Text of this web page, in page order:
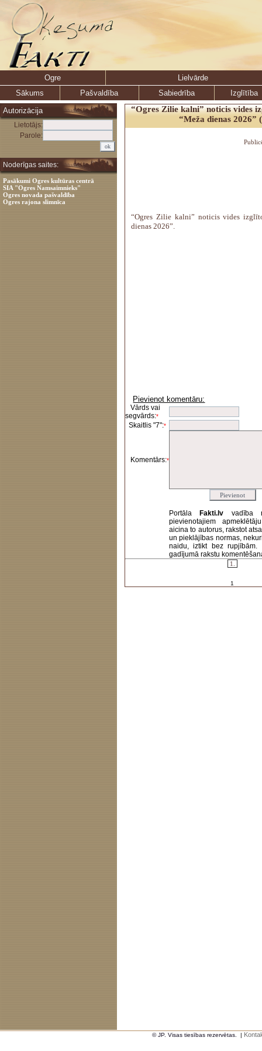
Ogre
Lielvārde
Sākums
Pašvaldība Sabiedrība
Izglītība
Autorizācija
Lietotājs:
Parole:
Noderīgas saites:
Pasākumi Ogres kultūras centrā
SIA "Ogres Namsaimnieks"
Ogres novada pašvaldība
Ogres rajona slimnīca
“Ogres Zilie kalni” noticis vides
“Meža dienas 2026”
“Ogres Zilie kalni” noticis vides
dienas 2026”.
Pievienot komentāru:
Vārds vai
segvārds:*
Skaitlis "7":*
Komentārs:*
Portāla Fakti.lv vadība
pievienotajiem
aicina to autorus, rakstot
un pieklājības normas,
naidu, iztikt bez rupjībām.
gadījumā rakstu
1.
1
© JP. Visas tiesības rezervētas. |